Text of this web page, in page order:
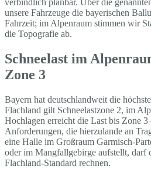
verbindlich planbar. Über die
unsere Fahrzeuge die bayerischen
Fahrzeit; im Alpenraum stimmen wir
die Topografie ab.
Schneelast im
Zone 3
Bayern hat deutschlandweit die
Flachland gilt Schneelastzone 2, im
Hochlagen erreicht die Last bis Zone 3
Anforderungen, die hierzulande an
eine Halle im Großraum Garmisch-
oder im Mangfallgebirge aufstellt, darf
Flachland-Standard rechnen.